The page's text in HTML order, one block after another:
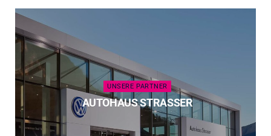
UNSERE PARTNER
AUTOHAUS STRASSER